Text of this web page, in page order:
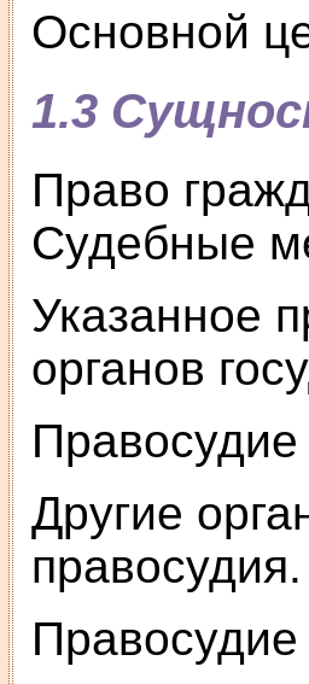
Основной
1.3
Право
Судебные
Указанное
органов
Другие
правосудия.